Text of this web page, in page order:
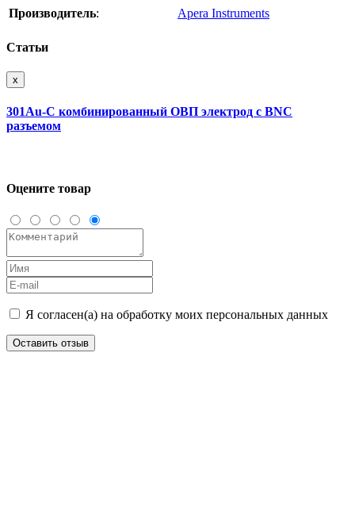
Производитель: Apera Instruments
Статьи
x
301Au-C комбинированный ОВП электрод с BNC
разъемом
Оцените товар
Я согласен(а) на обработку моих персональных данных
Оставить отзыв